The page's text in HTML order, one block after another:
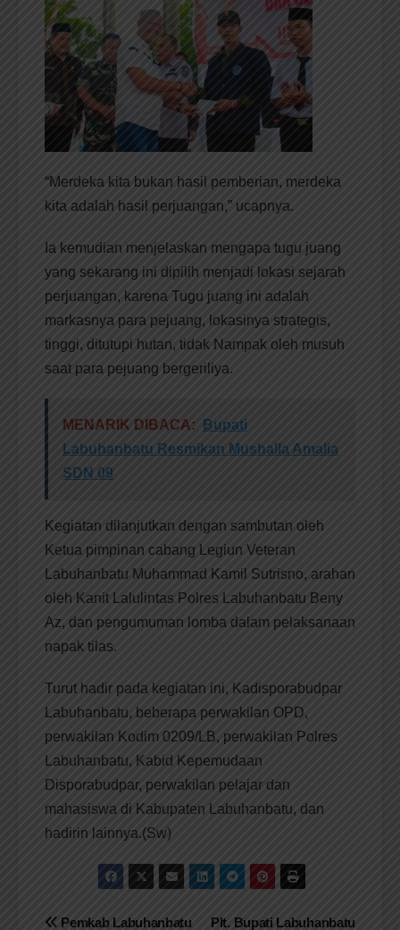
“Merdeka kita bukan hasil pemberian, merdeka
kita adalah hasil perjuangan,” ucapnya.
Ia kemudian menjelaskan mengapa tugu juang
yang sekarang ini dipilih menjadi lokasi sejarah
perjuangan, karena Tugu juang ini adalah
markasnya para pejuang, lokasinya strategis,
tinggi, ditutupi hutan, tidak Nampak oleh musuh
saat para pejuang bergeriliya.
MENARIK DIBACA:
Bupati
Labuhanbatu Resmikan Mushalla Amalia
SDN 09
Kegiatan dilanjutkan dengan sambutan oleh
Ketua pimpinan cabang Legiun Veteran
Labuhanbatu Muhammad Kamil Sutrisno, arahan
oleh Kanit Lalulintas Polres Labuhanbatu Beny
Az, dan pengumuman lomba dalam pelaksanaan
napak tilas.
Turut hadir pada kegiatan ini, Kadisporabudpar
Labuhanbatu, beberapa perwakilan OPD,
perwakilan Kodim 0209/LB, perwakilan Polres
Labuhanbatu, Kabid Kepemudaan
Disporabudpar, perwakilan pelajar dan
mahasiswa di Kabupaten Labuhanbatu, dan
hadirin lainnya.(Sw)
Plt. Bupati Labuhanbatu
Pemkab Labuhanbatu